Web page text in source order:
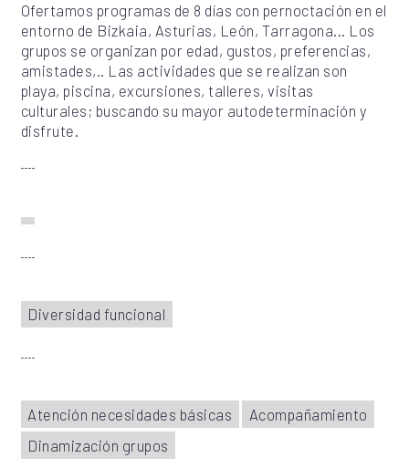
Ofertamos programas de 8 días con pernoctación en el
entorno de Bizkaia, Asturias, León, Tarragona... Los
grupos se organizan por edad, gustos, preferencias,
amistades,.. Las actividades que se realizan son
playa, piscina, excursiones, talleres, visitas
culturales; buscando su mayor autodeterminación y
disfrute.
Diversidad funcional
Atención necesidades básicas
Acompañamiento
Dinamización grupos